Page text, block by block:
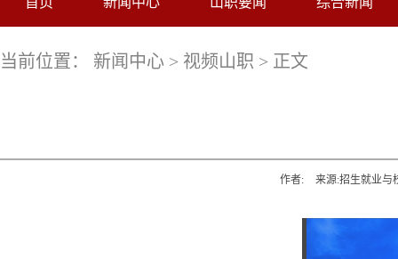
当前位置： 新闻中心 > 视频山职 > 正文
作者: 来源:招生就业与